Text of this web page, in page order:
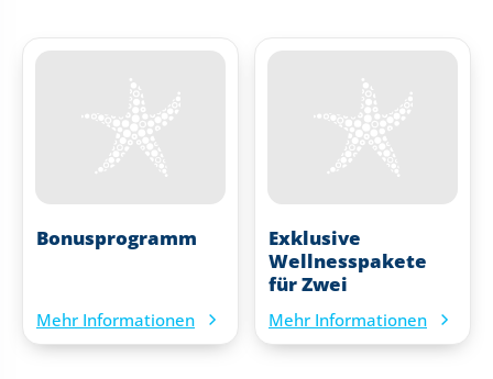
Bonusprogramm
Mehr Informationen
Exklusive
Wellnesspakete
für Zwei
Mehr Informationen